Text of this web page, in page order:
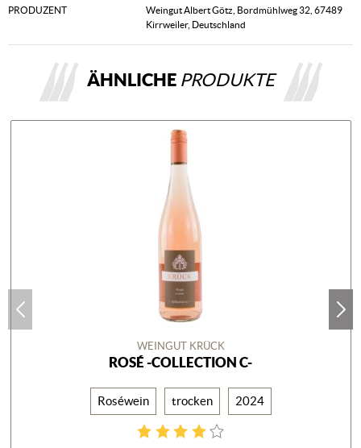
PRODUZENT
Weingut Albert Götz, Bordmühlweg 32, 67489
Kirrweiler, Deutschland
ÄHNLICHE PRODUKTE
WEINGUT KRÜCK
ROSÉ -COLLECTION C-
Roséwein trocken 2024